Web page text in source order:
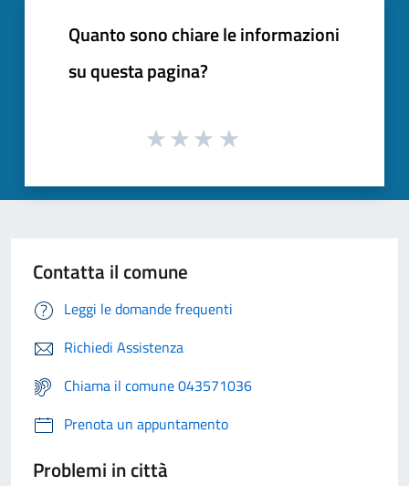
Quanto sono chiare le informazioni
su questa pagina?
Contatta il comune
Leggi le domande frequenti
Richiedi Assistenza
Chiama il comune 043571036
Prenota un appuntamento
Problemi in città